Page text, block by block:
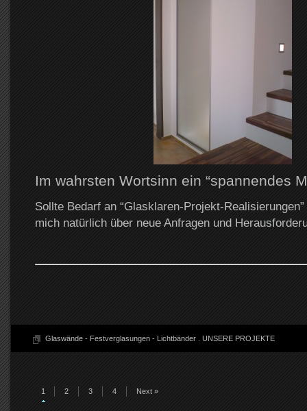
Im wahrsten Wortsinn ein “spannendes
Sollte Bedarf an “Glasklaren-Projekt-
mich natürlich über neue Anfragen und
Glaswände - Festverglasungen - Lichtbänder. UNSERE PROJEKTE
1 2 3 4 Next »